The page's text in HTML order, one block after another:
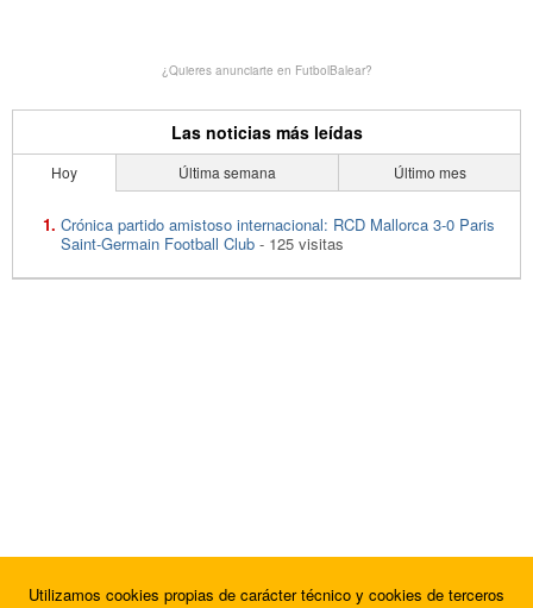
¿Quieres anunciarte en FutbolBalear?
Las noticias más leídas
Hoy Última semana Último mes
Crónica partido amistoso internacional: RCD Mallorca 3-0 Paris
Saint-Germain Football Club - 125 visitas
Utilizamos cookies propias de carácter técnico y cookies de terceros